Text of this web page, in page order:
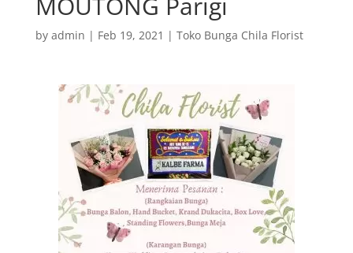
by admin | Feb 19, 2021 | Toko Bunga Chila Florist